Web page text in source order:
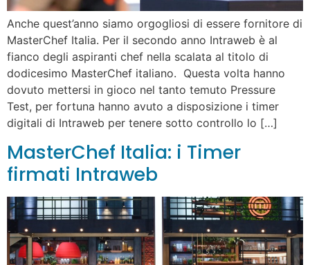
Anche quest’anno siamo orgogliosi di essere fornitore di
MasterChef Italia. Per il secondo anno Intraweb è al
fianco degli aspiranti chef nella scalata al titolo di
dodicesimo MasterChef italiano. Questa volta hanno
dovuto mettersi in gioco nel tanto temuto Pressure
Test, per fortuna hanno avuto a disposizione i timer
digitali di Intraweb per tenere sotto controllo lo […]
MasterChef Italia: i Timer
firmati Intraweb